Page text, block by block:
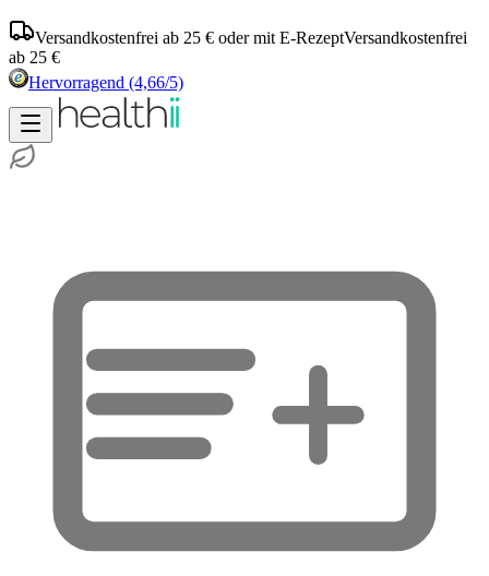
Versandkostenfrei ab 25 € oder mit E-RezeptVersandkostenfrei
ab 25 €
Hervorragend (4,66/5)